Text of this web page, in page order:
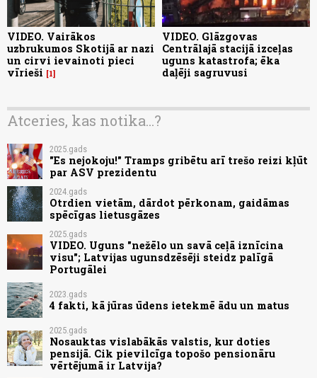
VIDEO. Vairākos
uzbrukumos Skotijā ar nazi
un cirvi ievainoti pieci
vīrieši
1
VIDEO. Glāzgovas
Centrālajā stacijā izceļas
uguns katastrofa; ēka
daļēji sagruvusi
Atceries, kas notika...?
2025.gads
"Es nejokoju!" Tramps gribētu arī trešo reizi kļūt
par ASV prezidentu
2024.gads
Otrdien vietām, dārdot pērkonam, gaidāmas
spēcīgas lietusgāzes
2025.gads
VIDEO. Uguns "nežēlo un savā ceļā iznīcina
visu"; Latvijas ugunsdzēsēji steidz palīgā
Portugālei
2023.gads
4 fakti, kā jūras ūdens ietekmē ādu un matus
2025.gads
Nosauktas vislabākās valstis, kur doties
pensijā. Cik pievilcīga topošo pensionāru
vērtējumā ir Latvija?